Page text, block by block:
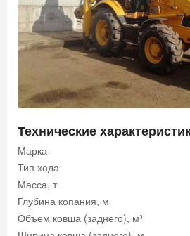
Технические
Марка
Тип хода
Масса, т
Глубина копания, м
Объем ковша (заднего), м³